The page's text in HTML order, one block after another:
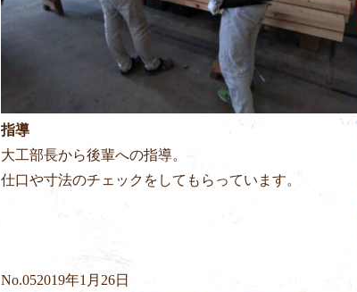
指導
大工部長から後輩への指導。
仕口や寸法のチェックをしてもらっています。
No.052019年1月26日